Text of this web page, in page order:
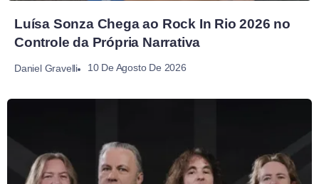
Luísa Sonza Chega ao Rock In Rio 2026 no
Controle da Própria Narrativa
Daniel Gravelli 10 De Agosto De 2026